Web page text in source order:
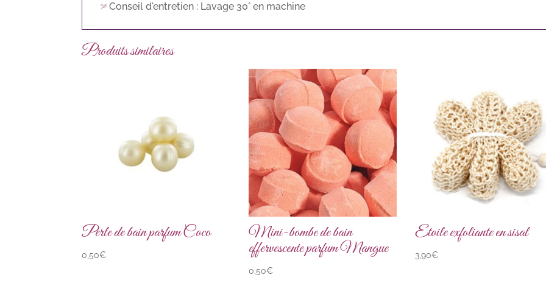
Conseil d'entretien : Lavage 30° en machine
Produits similaires
Perle de bain parfum Coco
0,50€
Mini-bombe de bain
effervescente parfum Mangue
0,50€
Etoile exfoliante en sisal
3,90€